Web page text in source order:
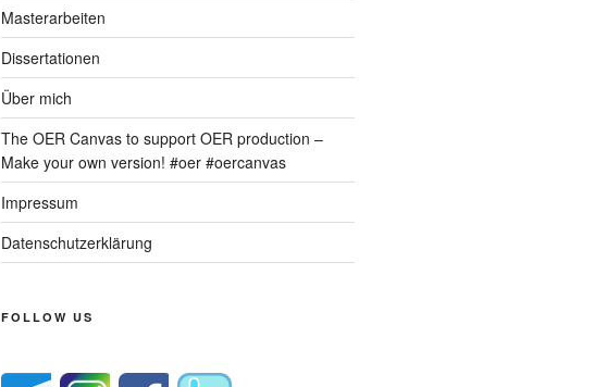
Masterarbeiten
Dissertationen
Über mich
The OER Canvas to support OER production –
Make your own version! #oer #oercanvas
Impressum
Datenschutzerklärung
FOLLOW US